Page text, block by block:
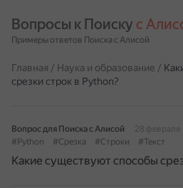
Вопросы к Поиску с
Примеры ответов Поиска с Алисой
Главная / Наука и образование /
срезки строк в Python?
Вопрос для Поиска с Алисой
28 февраля
#Python
#Срезка #Строки #Текст
Какие существуют способы